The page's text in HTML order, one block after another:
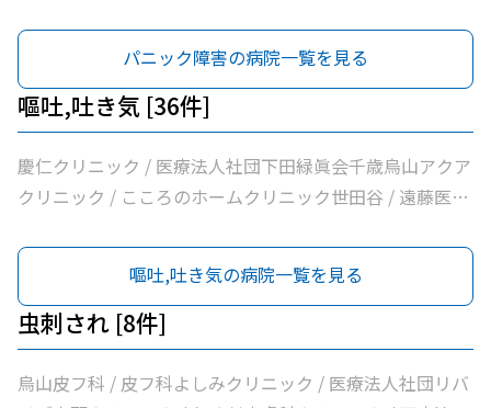
ク / ヒロクリニック / 南烏山クリニック / Ｋメディカルク
リニック / 医療法人社団リバイブ吉野クリニック / しまだ
クリニック / 千歳烏山駅前内科・糖尿病クリニック / ヨシ
ダ消化器内科クリニック / 医療法人社団永研会ちとせクリ
ニック / 古谷医院 / 世田谷区医師会付属烏山診療所 / 交番
通り歯科 / 医療法人社団小島整形外科医院 / 杉浦クリニッ
清孝会田村クリニック / 香川内科クリニック / 大賀内科ク
リニック / 上祖師谷かたらいクリニック / 医療法人社団親
樹会恵泉クリニック / ちとせ台内科クリニック
リニック / 菱沼メンタルクリニック / 医療法人社団親樹会
恵泉クリニック
パニック障害の病院一覧を見る
嘔吐,吐き気 [36件]
慶仁クリニック / 医療法人社団下田緑眞会千歳烏山アクア
クリニック / こころのホームクリニック世田谷 / 遠藤医院
千歳烏山駅前いたがき内科クリニック内科・消化器内科・
内視鏡内科・肛門内科 / 世田谷調布大友内科リウマチ科千
歳烏山院 / 烏山クリニック / 医療法人社団はなまる会烏山
はなクリニック / 医療法人社団下田緑眞会世田谷北部クリ
ニック / 医療法人社団親樹会恵泉第二クリニック / 烏山慶
嘔吐,吐き気の病院一覧を見る
虫刺され [8件]
烏山皮フ科 / 皮フ科よしみクリニック / 医療法人社団リバ